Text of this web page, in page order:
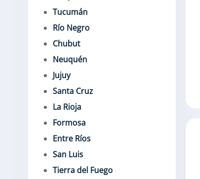
Tucumán
Río Negro
Chubut
Neuquén
Jujuy
Santa Cruz
La Rioja
Formosa
Entre Ríos
San Luis
Tierra del Fuego